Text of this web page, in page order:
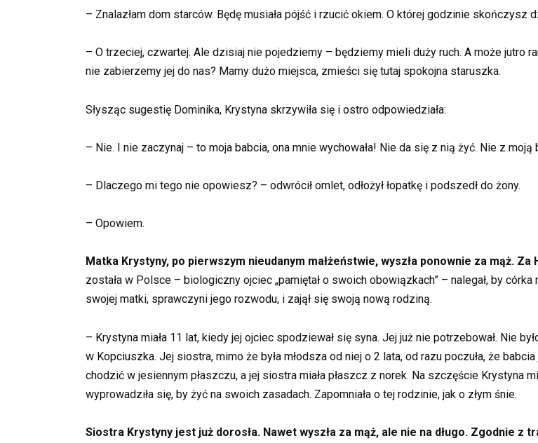
– Znalazłam dom starców. Będę musiała pójść i rzucić okiem. O której godzinie skończysz
– O trzeciej, czwartej. Ale dzisiaj nie pojedziemy – będziemy mieli duży ruch. A może jutro
nie zabierzemy jej do nas? Mamy dużo miejsca, zmieści się tutaj spokojna staruszka.
Słysząc sugestię Dominika, Krystyna skrzywiła się i ostro odpowiedziała:
– Nie. I nie zaczynaj – to moja babcia, ona mnie wychowała! Nie da się z nią żyć. Nie z moją
– Dlaczego mi tego nie opowiesz? – odwrócił omlet, odłożył łopatkę i podszedł do żony.
– Opowiem.
Matka Krystyny, po pierwszym nieudanym małżeństwie, wyszła ponownie za mąż. Za
została w Polsce – biologiczny ojciec „pamiętał o swoich obowiązkach” – nalegał, by
swojej matki, sprawczyni jego rozwodu, i zajął się swoją nową rodziną.
– Krystyna miała 11 lat, kiedy jej ojciec spodziewał się syna. Jej już nie potrzebował. Nie
w Kopciuszka. Jej siostra, mimo że była młodsza od niej o 2 lata, od razu poczuła, że
chodzić w jesiennym płaszczu, a jej siostra miała płaszcz z norek. Na szczęście Krystyna
wyprowadziła się, by żyć na swoich zasadach. Zapomniała o tej rodzinie, jak o złym śnie.
Siostra Krystyny jest już dorosła. Nawet wyszła za mąż, ale nie na długo. Zgodnie